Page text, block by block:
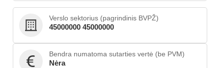
Verslo sektorius (pagrindinis BVPŽ)
45000000 45000000
Bendra numatoma sutarties vertė (be PVM)
Nėra